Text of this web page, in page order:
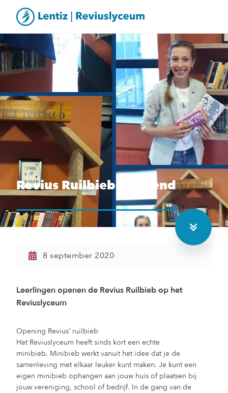
Revius Ruilbieb geopend
8 september 2020
Leerlingen openen de Revius Ruilbieb op het
Reviuslyceum
Opening Revius’ ruilbieb
Het Reviuslyceum heeft sinds kort een echte
minibieb. Minibieb werkt vanuit het idee dat je de
samenleving met elkaar leuker kunt maken. Je kunt een
eigen minibieb ophangen aan jouw huis of plaatsen bij
jouw vereniging, school of bedrijf. In de gang van de